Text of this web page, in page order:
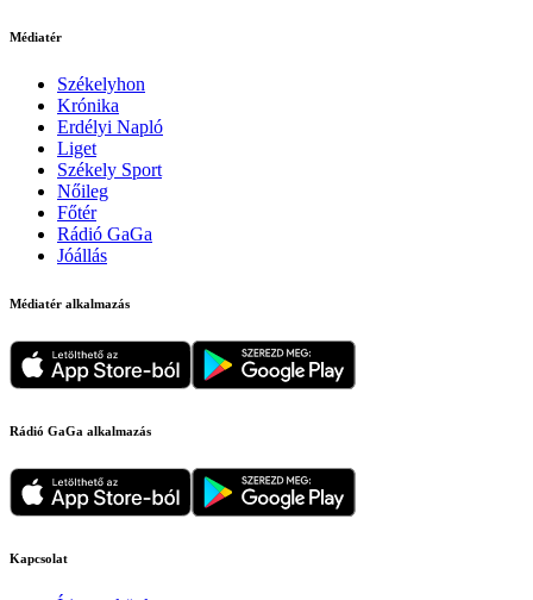
Médiatér
Székelyhon
Krónika
Erdélyi Napló
Liget
Székely Sport
Nőileg
Főtér
Rádió GaGa
Jóállás
Médiatér alkalmazás
Rádió GaGa alkalmazás
Kapcsolat